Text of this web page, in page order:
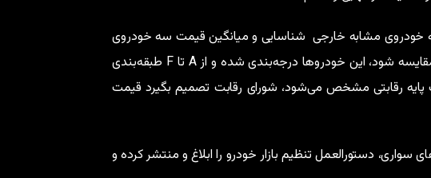
سه خودروی مشابه خارجی شناسایی و میانگین قیمت سه خودروی
خارجی به دلار مشخص شود. سپس قیمت با نرخ ارز مرکز مبادله به ریال تبدیل و با قیمت سازمان حمایت مقایسه شود، این خودروها درجه‌بندی شده و از A تا F طبقه‌بندی
رقابتی مشخص می‌شود، شورای رقابت تصمیم بگیرد قیمت
سواری، دستورالعمل تنظیم بازار خودرو را ابلاغ و منتشر کرده و